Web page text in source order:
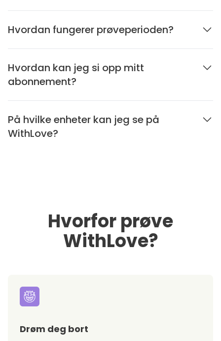
Hvordan fungerer prøveperioden?
Hvordan kan jeg si opp mitt
abonnement?
På hvilke enheter kan jeg se på
WithLove?
Hvorfor prøve
WithLove?
Drøm deg bort